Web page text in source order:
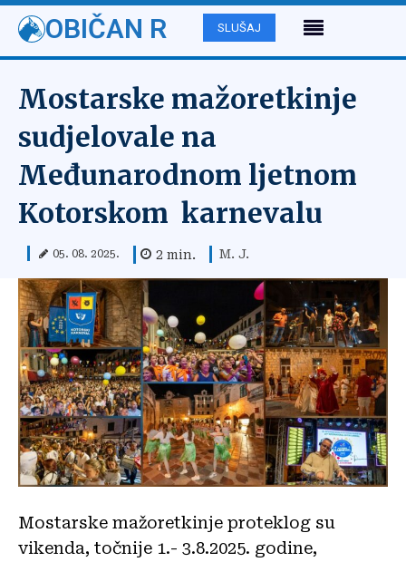
OBIČAN R SLUŠAJ
Mostarske mažoretkinje
sudjelovale na
Međunarodnom ljetnom
Kotorskom karnevalu
05. 08. 2025. 2 min. M. J.
Mostarske mažoretkinje proteklog su
vikenda, točnije 1.- 3.8.2025. godine,